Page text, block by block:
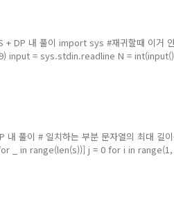
+ DP 내 풀이 import sys #재귀할때 이거
input = sys.stdin.readline N =
for _ in range(N-1): u, v =
기화 해주는 이유는 현재 dp에 저장할 값
내 풀이 # 일치하는 부분 문자열의 최대 길
_ in range(len(s))] j = 0 for i in range(1,
!= s[i]: j = table[j-1] #같아집면 table에 j+1
1 return table def KMP(origin,